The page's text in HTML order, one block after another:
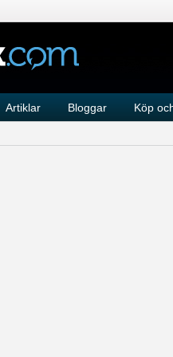
Artiklar Bloggar Köp